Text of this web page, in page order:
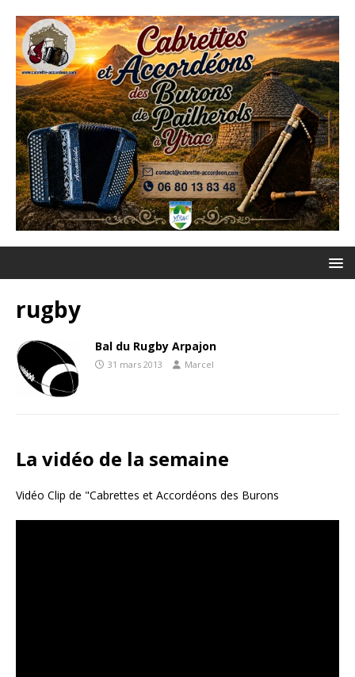
rugby
Bal du Rugby Arpajon
31 mars 2013 Marcel
La vidéo de la semaine
Vidéo Clip de "Cabrettes et Accordéons des Burons